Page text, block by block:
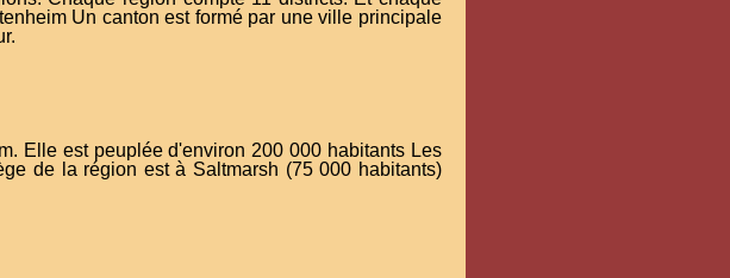
Un canton est formé par une ville principale
Elle est peuplée d'environ 200 000 habitants Les
de la région est à Saltmarsh (75 000 habitants)